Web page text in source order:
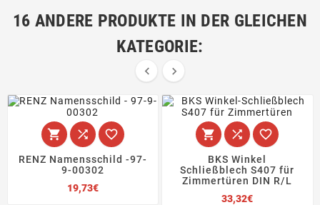
16 ANDERE PRODUKTE IN DER GLEICHEN
KATEGORIE:
 
  
RENZ Namensschild -97-
9-00302
19,73€Preis
  
BKS Winkel
Schließblech S407 für
Zimmertüren DIN R/L
33,32€Preis